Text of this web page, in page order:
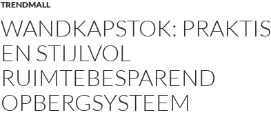
TRENDMALL
WANDKAPSTOK:
EN STIJLVOL
RUIMTEBESPAREND
OPBERGSYSTEEM